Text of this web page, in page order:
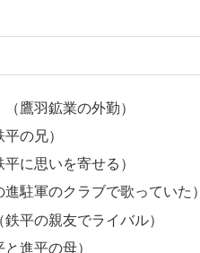
鷹羽鉱業の外勤）
の兄）
に思いを寄せる）
駐軍のクラブで歌っていた）
平の親友でライバル）
進平の母）